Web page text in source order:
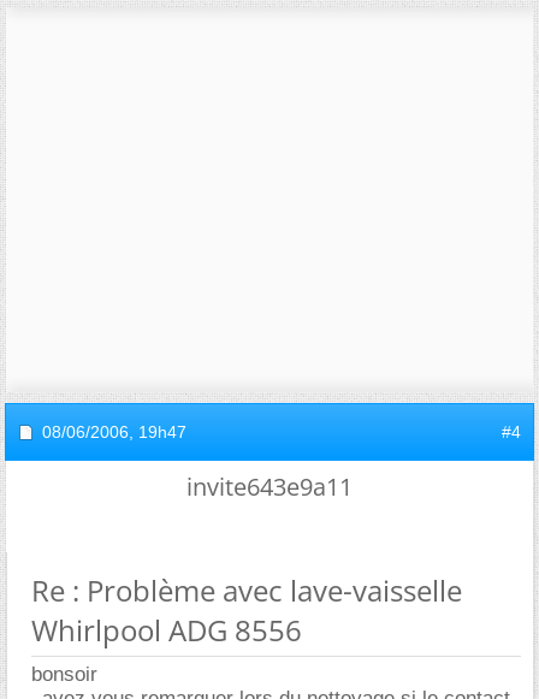
08/06/2006, 19h47 #4
invite643e9a11
Re : Problème avec lave-vaisselle
Whirlpool ADG 8556
bonsoir